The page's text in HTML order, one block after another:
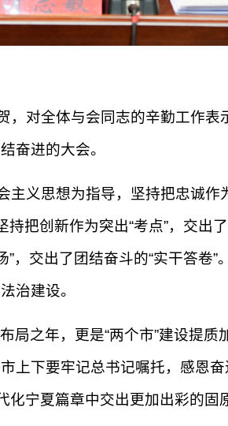
对全体与会同志的辛勤工作
奋进的大会。
义思想为指导，坚持把忠诚作
把创新作为突出“考点”，交出
，交出了团结奋斗的“实干答卷
治建设。
局之年，更是“两个市”建设提
下要牢记总书记嘱托，感恩奋
宁夏篇章中交出更加出彩的固